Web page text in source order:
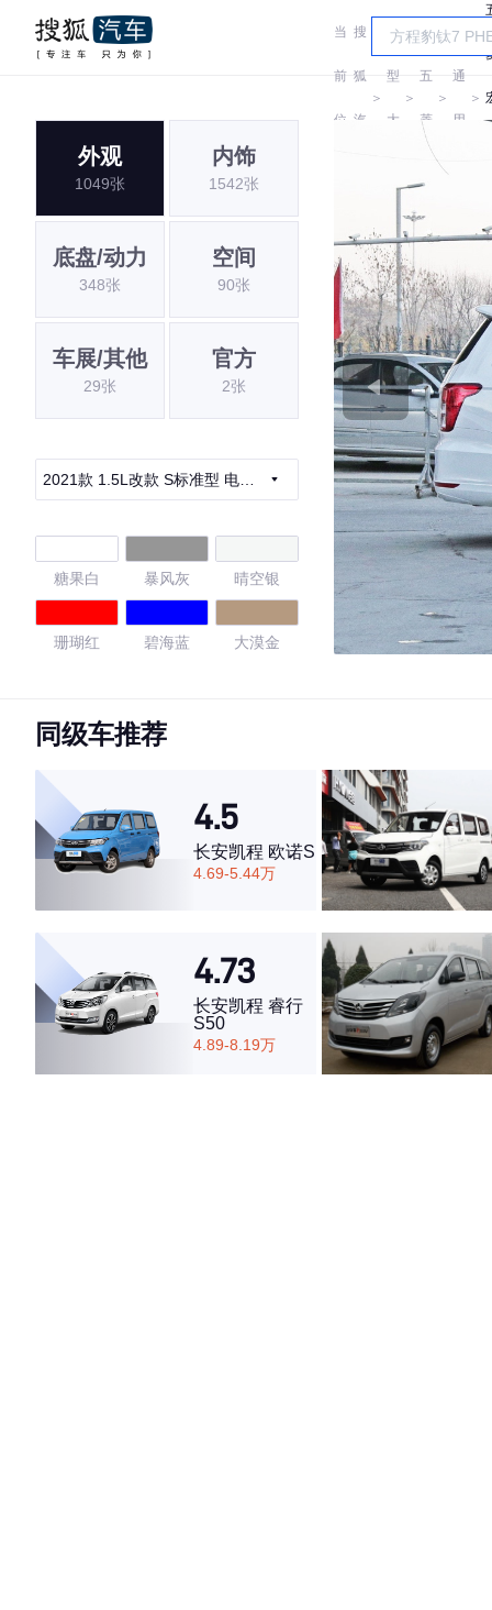
当
前
位
搜
狐
汽
＞
车
型
大
＞
五
菱
＞
汽
通
用
＞
外观
1049张
内饰
1542张
底盘/动力
348张
空间
90张
车展/其他
29张
官方
2张
2021款 1.5L改款 S标准型 电动
糖果白 暴风灰 晴空银
珊瑚红 碧海蓝 大漠金
4.23
·外观表现一般，低于77%同级车
·空间表现一般，低于91%同级车
同级车推荐
4.5
长安凯程 欧诺S
4.69-5.44万
4.73
长安凯程 睿行
S50
4.89-8.19万